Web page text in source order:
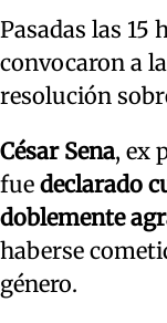
Pasadas las 15
convocaron a
resolución
César Sena, ex
fue declarado
doblemente
haberse
género.